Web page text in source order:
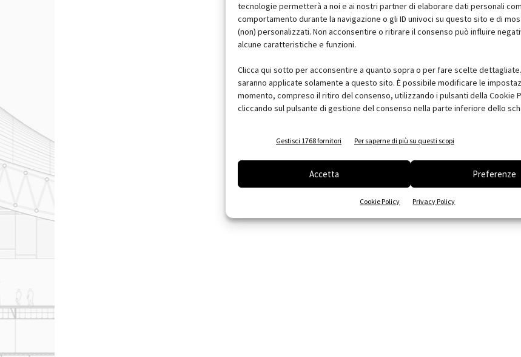
tecnologie permetterà a noi e ai nostri partner di elaborare dati personali
comportamento durante la navigazione o gli ID univoci su questo sito e di
(non) personalizzati. Non acconsentire o ritirare il consenso può influire
alcune caratteristiche e funzioni.
Clicca qui sotto per acconsentire a quanto sopra o per fare scelte
saranno applicate solamente a questo sito. È possibile modificare le
momento, compreso il ritiro del consenso, utilizzando i pulsanti della Cookie
cliccando sul pulsante di gestione del consenso nella parte inferiore dello
Gestisci 1768 fornitori Per saperne di più su questi scopi
Accetta Preferenze
Cookie Policy Privacy Policy